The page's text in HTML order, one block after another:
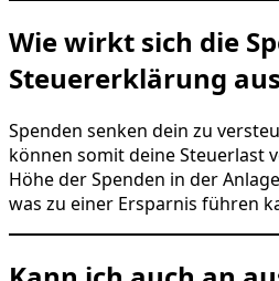
Wie wirkt sich die
Steuererklärung
Spenden senken dein zu
können somit deine Steuerlast
Höhe der Spenden in der
was zu einer Ersparnis führen